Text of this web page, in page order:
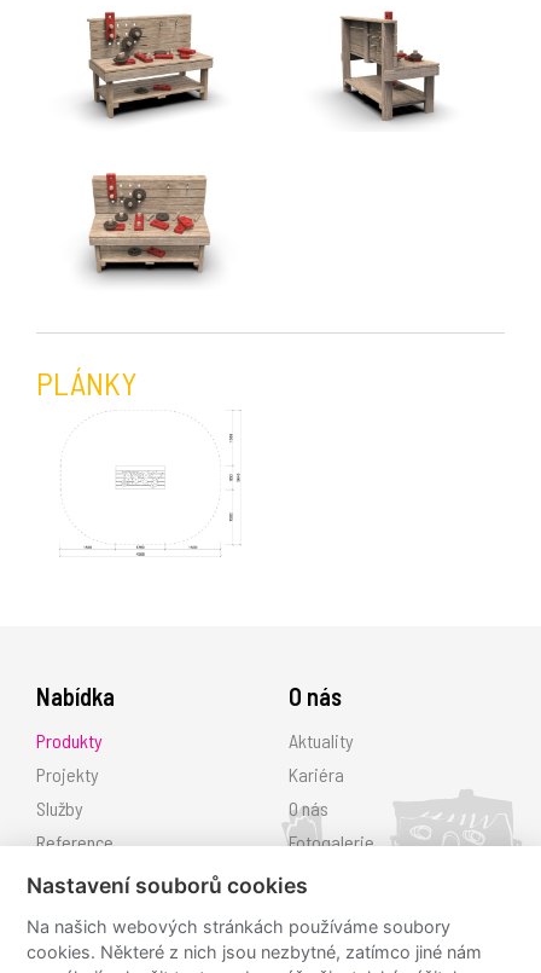
PLÁNKY
Nabídka
Produkty
Projekty
Služby
Reference
O nás
Aktuality
Kariéra
O nás
Fotogalerie
Ke stažení
Nastavení souborů cookies
Na našich webových stránkách používáme soubory
cookies. Některé z nich jsou nezbytné, zatímco jiné nám